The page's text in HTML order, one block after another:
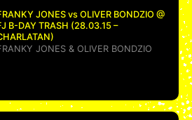
JONES vs OLIVER BONDZIO @
B-DAY TRASH (28.03.15 –
JONES &OLIVER BONDZIO